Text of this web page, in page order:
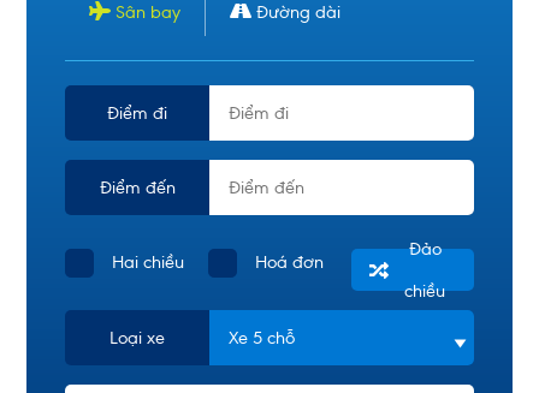
Sân bay Đường dài
Điểm đi
Điểm đến
Hai chiều Hoá đơn
Đảo
chiều
Loại xe